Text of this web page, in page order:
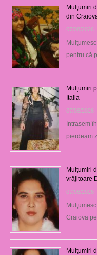
Mulţumiri
din
07/08/2026
pentru că
Mulțumiri
Italia
07/08/2026
Intrasem
pierdeam
Mulțumiri
vrăjitoare
07/08/2026
Craiova
Mulţumiri